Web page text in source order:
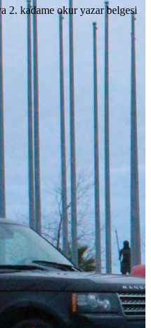
2. kadame okur yazar belgesi